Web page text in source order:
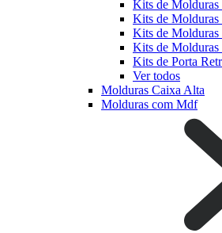
Kits de
Kits de
Kits de
Kits de
Kits de Porta
Ver todos
Molduras Caixa Alta
Molduras com Mdf